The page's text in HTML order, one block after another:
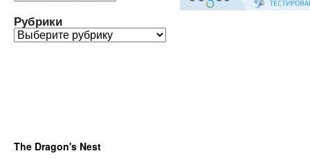
Рубрики
Рубрики
The Dragon's Nest